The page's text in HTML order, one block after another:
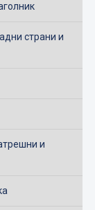
страни и
и